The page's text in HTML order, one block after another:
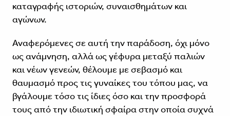
καταγραφής ιστοριών, συναισθημάτων και
αγώνων.
Αναφερόμενες σε αυτή την παράδοση, όχι μόνο
ως ανάμνηση, αλλά ως γέφυρα μεταξύ παλιών
και νέων γενεών, θέλουμε με σεβασμό και
θαυμασμό προς τις γυναίκες του τόπου μας, να
βγάλουμε τόσο τις ίδιες όσο και την προσφορά
τους από την ιδιωτική σφαίρα στην οποία συχνά